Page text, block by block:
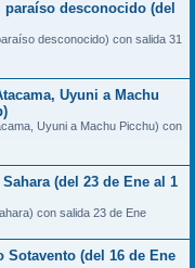
desconocido (del
desconocido) con salida 31
Uyuni a Machu
Uyuni a Machu Picchu) con
(del 23 de Ene al 1
con salida 23 de Ene
Sotavento (del 16 de Ene